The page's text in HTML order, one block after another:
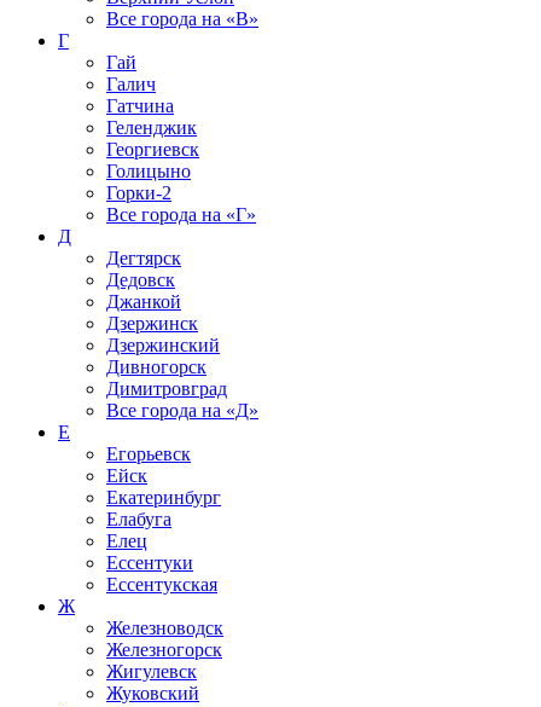
Все города на «В»
Г
Гай
Галич
Гатчина
Геленджик
Георгиевск
Голицыно
Горки-2
Все города на «Г»
Д
Дегтярск
Дедовск
Джанкой
Дзержинск
Дзержинский
Дивногорск
Димитровград
Все города на «Д»
Е
Егорьевск
Ейск
Екатеринбург
Елабуга
Елец
Ессентуки
Ессентукская
Ж
Железноводск
Железногорск
Жигулевск
Жуковский